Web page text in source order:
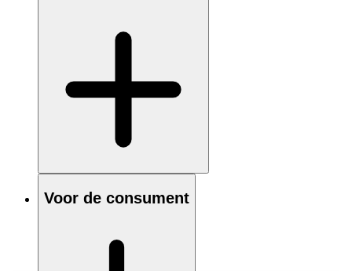
Voor de consument